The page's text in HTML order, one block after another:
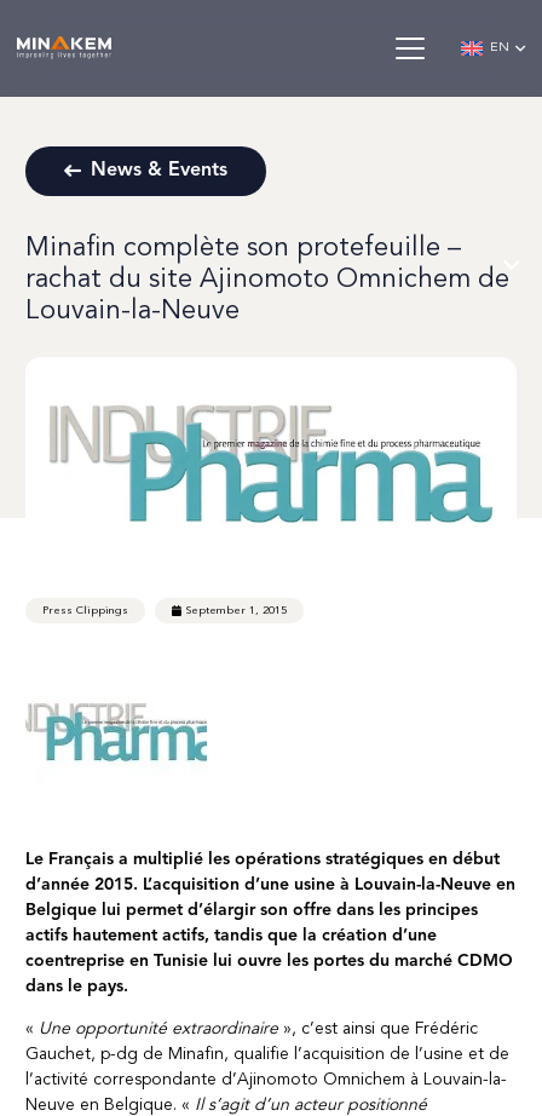
EN
News & Events
Minafin complète son protefeuille –
rachat du site Ajinomoto Omnichem de
Louvain-la-Neuve
Press Clippings September 1, 2015
Le Français a multiplié les opérations stratégiques en début
d’année 2015. L’acquisition d’une usine à Louvain-la-Neuve en
Belgique lui permet d’élargir son offre dans les principes
actifs hautement actifs, tandis que la création d’une
coentreprise en Tunisie lui ouvre les portes du marché CDMO
dans le pays.
« Une opportunité extraordinaire », c’est ainsi que Frédéric
Gauchet, p-dg de Minafin, qualifie l’acquisition de l’usine et de
l’activité correspondante d’Ajinomoto Omnichem à Louvain-la-
Neuve en Belgique. « Il s’agit d’un acteur positionné